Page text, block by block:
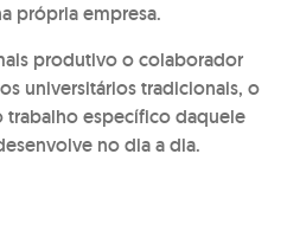
própria empresa.
produtivo o colaborador
universitários tradicionais, o
específico daquele
no dia a dia.